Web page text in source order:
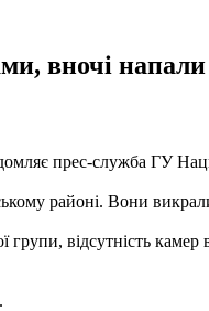
вночі
прес-служба ГУ
районі. Вони викрали
відсутність